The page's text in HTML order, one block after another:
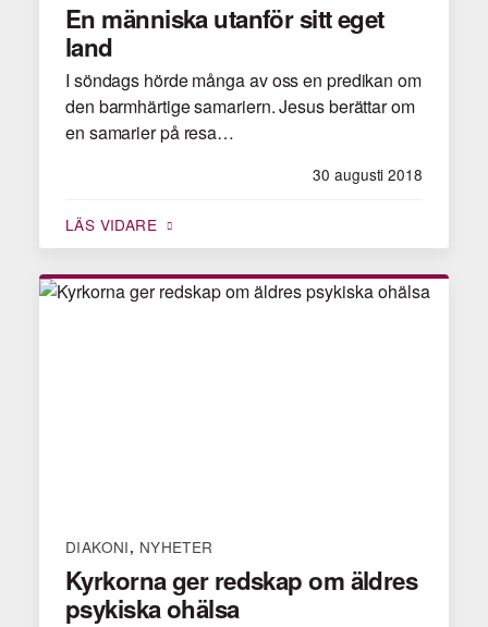
En människa utanför sitt eget
land
30 augusti 2018
I söndags hörde många av oss en predikan om
den barmhärtige samariern. Jesus berättar om
en samarier på resa…
LÄS VIDARE
DIAKONI, NYHETER
Kyrkorna ger redskap om äldres
psykiska ohälsa